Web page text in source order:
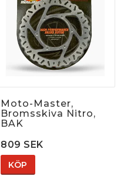
Moto-Master,
Bromsskiva Nitro,
BAK
809 SEK
KÖP